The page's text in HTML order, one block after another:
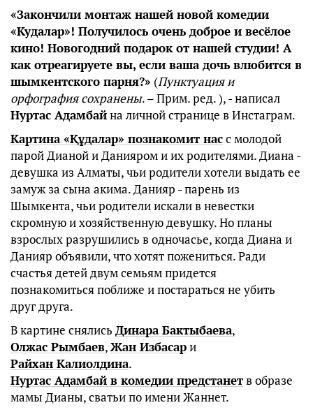
«Закончили монтаж нашей новой комедии
«Кудалар»! Получилось очень доброе и весёлое
кино! Новогодний подарок от нашей студии! А
как отреагируете вы, если ваша дочь влюбится в
шымкентского парня?» (Пунктуация и
орфография сохранены. – Прим. ред. ), - написал
Нуртас Адамбайна личной странице в Инстаграм.
Картина «Құдалар» познакомит насс молодой
парой Дианой и Данияром и их родителями. Диана -
девушка из Алматы, чьи родители хотели выдать ее
замуж за сына акима. Данияр - парень из
Шымкента, чьи родители искали в невестки
скромную и хозяйственную девушку. Но планы
взрослых разрушились в одночасье, когда Диана и
Данияр объявили, что хотят пожениться. Ради
счастья детей двум семьям придется
познакомиться поближе и постараться не убить
друг друга.
В картине снялись Динара Бактыбаева,
Олжас Рымбаев,Жан Избасари
Райхан Калиолдина.
Нуртас Адамбай в комедии предстанетв образе
мамы Дианы, сватьи по имени Жаннет.